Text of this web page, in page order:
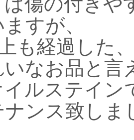
すが、
も経過した
なお品と言
ルステイン
ナンス致しま